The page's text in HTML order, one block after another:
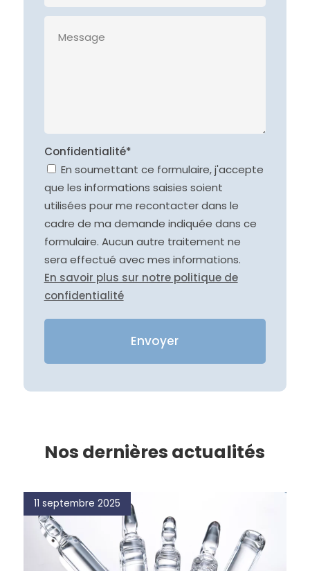
Confidentialité*
En soumettant ce formulaire, j'accepte
que les informations saisies soient
utilisées pour me recontacter dans le
cadre de ma demande indiquée dans ce
formulaire. Aucun autre traitement ne
sera effectué avec mes informations.
En savoir plus sur notre politique de
confidentialité
Nos dernières actualités
11 septembre 2025